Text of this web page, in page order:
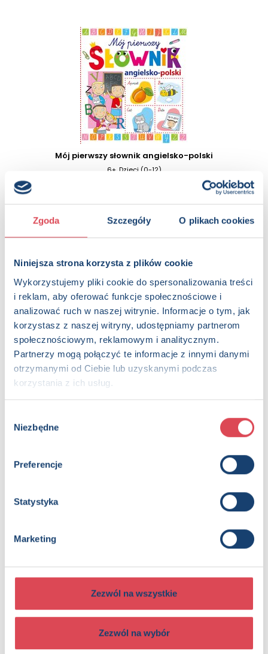
Zgoda Szczegóły O plikach cookies
Niniejsza strona korzysta z plików cookie
Wykorzystujemy pliki cookie do spersonalizowania treści
i reklam, aby oferować funkcje społecznościowe i
analizować ruch w naszej witrynie. Informacje o tym, jak
korzystasz z naszej witryny, udostępniamy partnerom
społecznościowym, reklamowym i analitycznym.
Partnerzy mogą połączyć te informacje z innymi danymi
otrzymanymi od Ciebie lub uzyskanymi podczas
korzystania z ich usług.
zgody
Niezbędne
Preferencje
Statystyka
Marketing
Zezwól na wszystkie
Zezwól na wybór
Mój pierwszy słownik angielsko-polski
6+, Dzieci (0-12)
Naklej ta rozmaliuj Dynozavry
4+, Dzieci (0-12)
Naklej ta rozmaliuj Igraszky